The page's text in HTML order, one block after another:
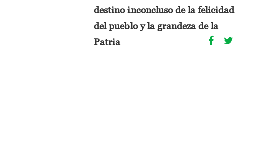
destino inconcluso de la felicidad
del pueblo y la grandeza de la
Patria